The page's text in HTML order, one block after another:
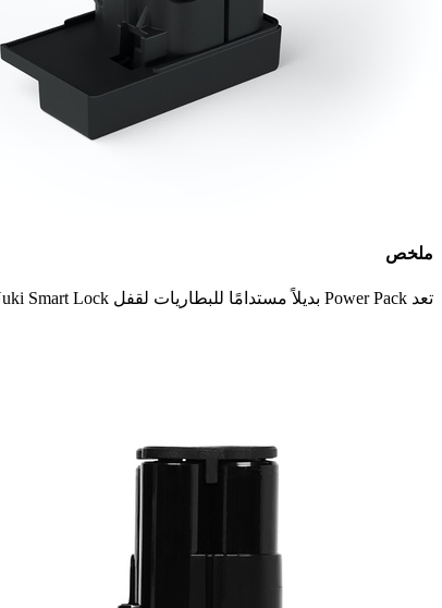
ملخص
تعد Power Pack بديلاً مستدامًا للبطاريات لقفل Nuki Smart Lock الخاص بك. يُظهر تطبيق Nuki المجاني مستوى شحن البطارية الحالي ويعلمك تلقائيًا بمجرد أن ينخفض ​​إلى أقل من 20 في المائة.